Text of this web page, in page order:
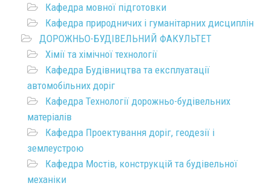
Кафедра мовної підготовки
Кафедра природничих і гуманітарних дисциплін
ДОРОЖНЬО-БУДІВЕЛЬНИЙ ФАКУЛЬТЕТ
Хімії та хімічної технології
Кафедра Будівництва та експлуатації
автомобільних доріг
Кафедра Технології дорожньо-будівельних
матеріалів
Кафедра Проектування доріг, геодезії і
землеустрою
Кафедра Мостів, конструкцій та будівельної
механіки